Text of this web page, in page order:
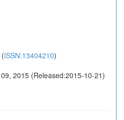
(ISSN:13404210)
2015 (Released:2015-10-21)